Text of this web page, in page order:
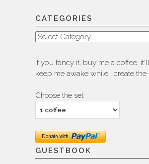
CATEGORIES
Categories
If you fancy it, buy me a coffee,
keep me awake while I create the
Choose the set
GUESTBOOK